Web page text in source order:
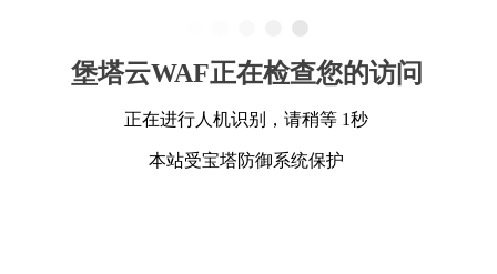
堡塔云WAF正在检查您的访问
正在进行人机识别，请稍等 1秒
本站受宝塔防御系统保护